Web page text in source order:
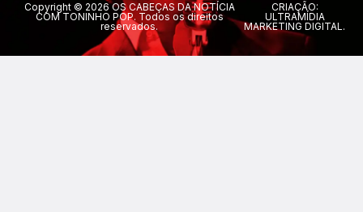
Copyright © 2026 OS CABEÇAS DA NOTÍCIA
COM TONINHO POP. Todos os direitos
reservados.
CRIAÇÃO:
ULTRAMÍDIA
MARKETING DIGITAL.